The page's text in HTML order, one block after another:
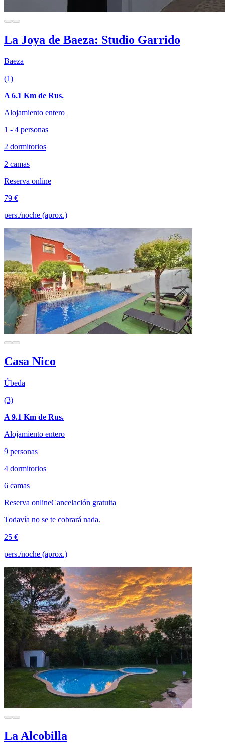
La Joya de Baeza: Studio Garrido
Baeza
(1)
A 6.1 Km de Rus.
Alojamiento entero
1 - 4 personas
2 dormitorios
2 camas
Reserva online
79 €
pers./noche (aprox.)
Casa Nico
Úbeda
(3)
A 9.1 Km de Rus.
Alojamiento entero
9 personas
4 dormitorios
6 camas
Reserva onlineCancelación gratuita
Todavía no se te cobrará nada.
25 €
pers./noche (aprox.)
La Alcobilla